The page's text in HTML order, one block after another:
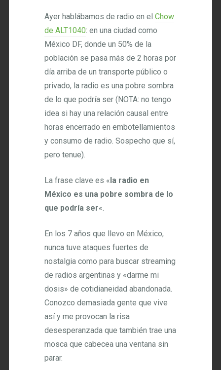
Ayer hablábamos de radio en elChow
de ALT1040: en una ciudad como
México DF, donde un 50% de la
población se pasa más de 2 horas por
día arriba de un transporte público o
privado, la radio es una pobre sombra
de lo que podría ser (NOTA: no tengo
idea si hay una relación causal entre
horas encerrado en embotellamientos
y consumo de radio. Sospecho que sí,
pero tenue).
La frase clave es «la radio en
México es una pobre sombra de lo
que podría ser«.
En los 7 años que llevo en México,
nunca tuve ataques fuertes de
nostalgia como para buscar streaming
de radios argentinas y «darme mi
dosis» de cotidianeidad abandonada.
Conozco demasiada gente que vive
así y me provocan la risa
desesperanzada que también trae una
mosca que cabecea una ventana sin
parar.